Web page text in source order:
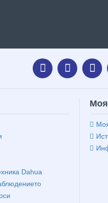
Dahua